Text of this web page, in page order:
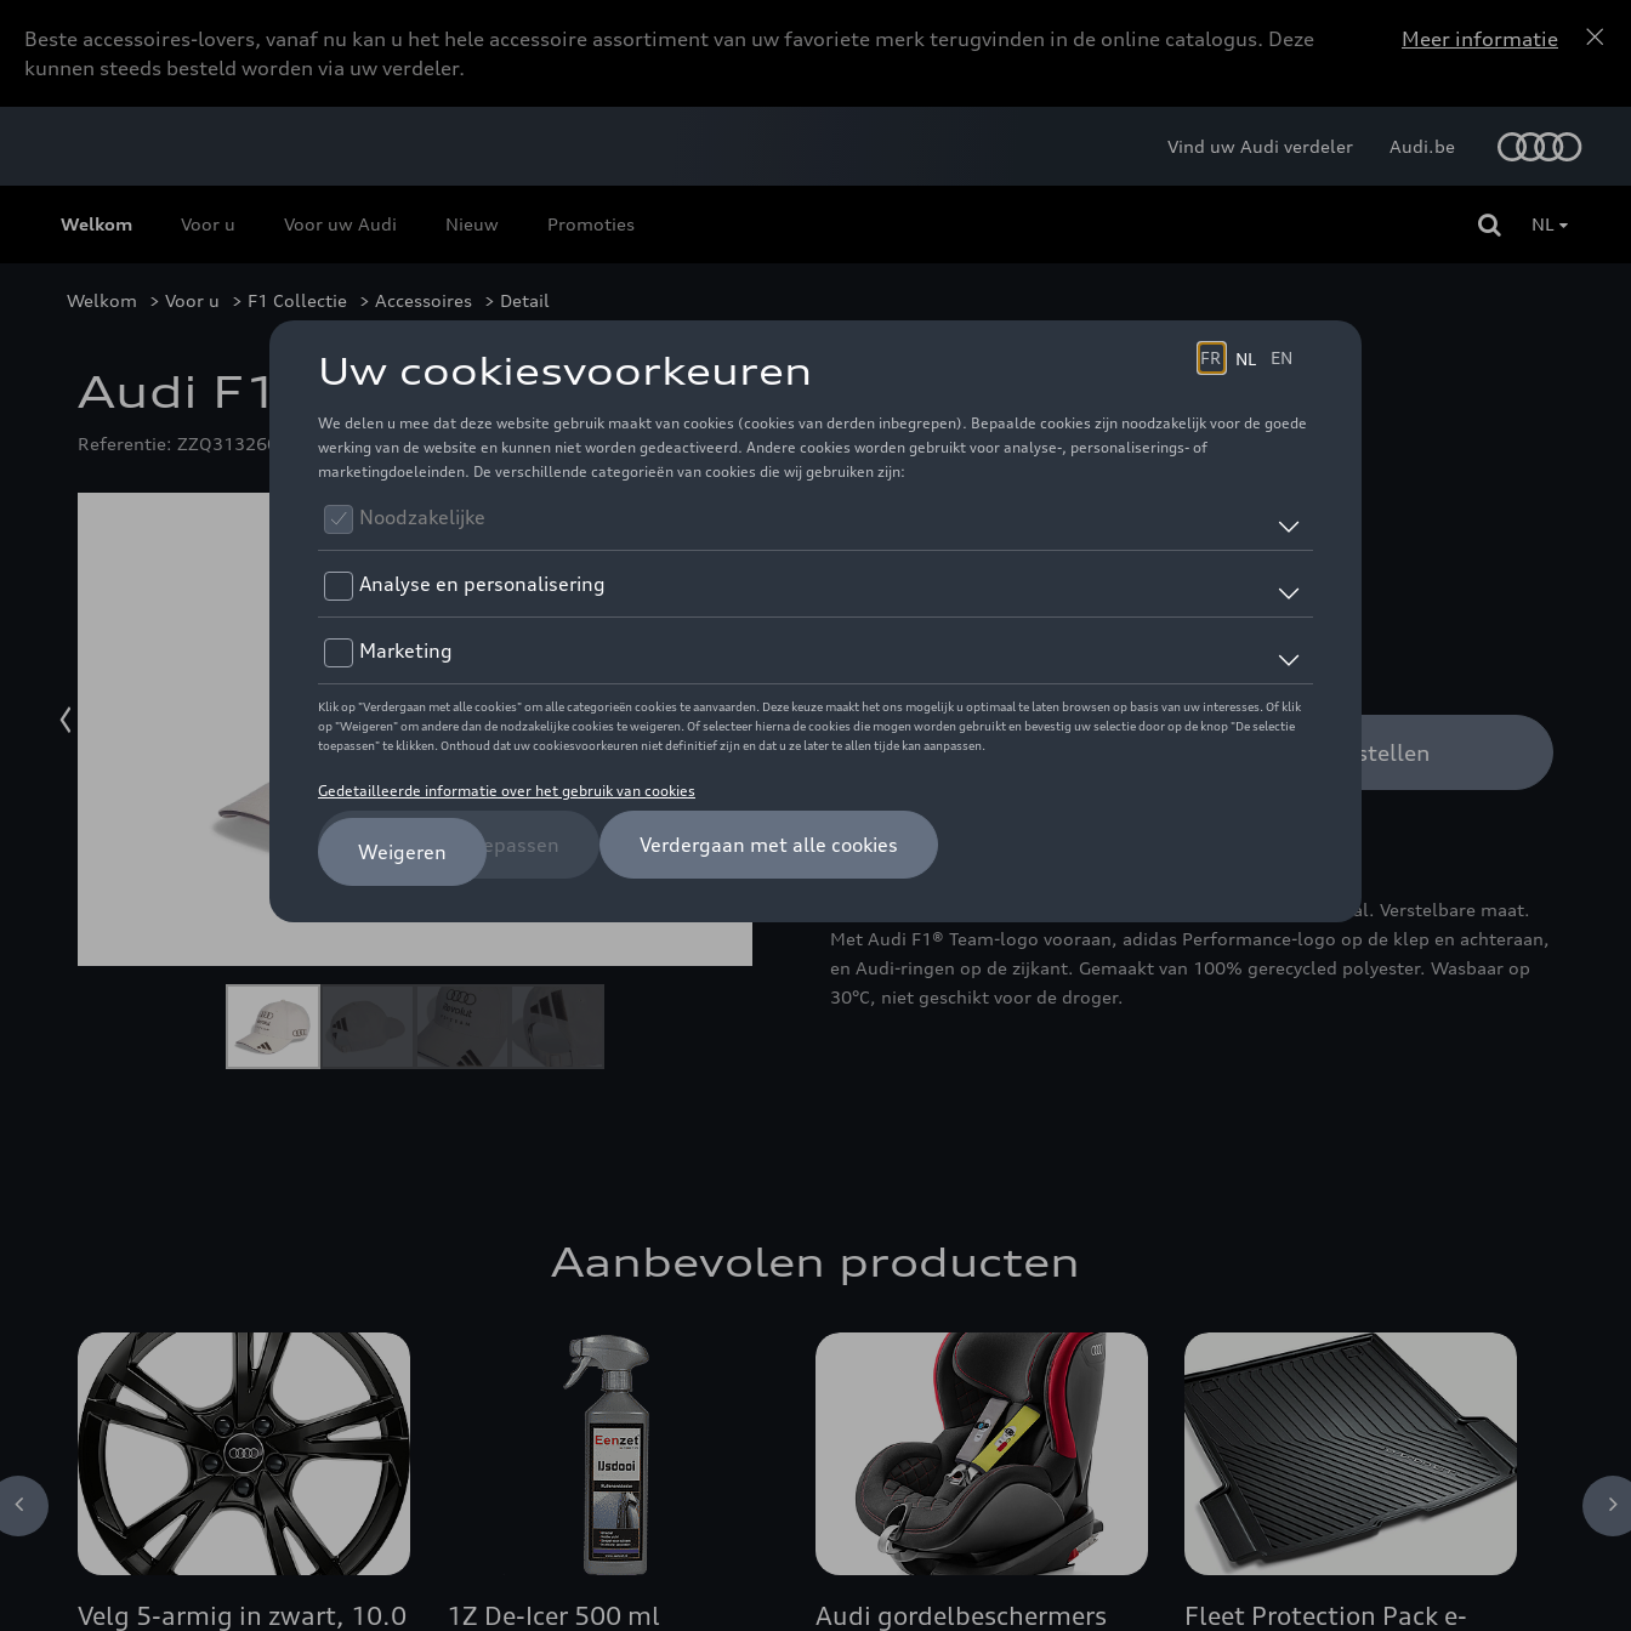
Beste accessoires-lovers, vanaf nu kan u het hele accessoire assortiment van uw favoriete merk terugvinden in de online catalogus. Deze
kunnen steeds besteld worden via uw verdeler.
Meer informatie
Welkom Voor u Voor uw Audi Nieuw Promoties
Vind uw Audi verdeler Audi.be
NL
Welkom > Voor u > F1 Collectie > Accessoires > Detail
Audi F1 Team pet, wit - M
Referentie: ZZQ3132600102
Maat
Contacteer uw Audi verdeler om te bestellen
Beschrijving
Witte pet met contrasterende bies en vochtafvoerend materiaal. Verstelbare maat.
Met Audi F1® Team-logo vooraan, adidas Performance-logo op de klep en achteraan,
en Audi-ringen op de zijkant. Gemaakt van 100% gerecycled polyester. Wasbaar op
30°C, niet geschikt voor de droger.
Aanbevolen producten
Velg 5-armig in zwart, 10.0
1Z De-Icer 500 ml
Audi gordelbeschermers
Fleet Protection Pack e-